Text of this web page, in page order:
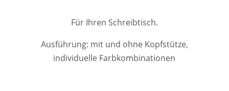
Für Ihren Schreibtisch.
Ausführung: mit und ohne Kopfstütze,
individuelle Farbkombinationen